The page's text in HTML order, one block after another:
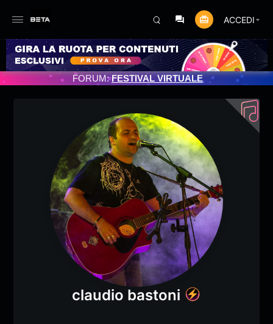
ACCEDI
PROGRAMMATO 3/07/2025
FORUM:FESTIVAL VIRTUALE
claudio bastoni